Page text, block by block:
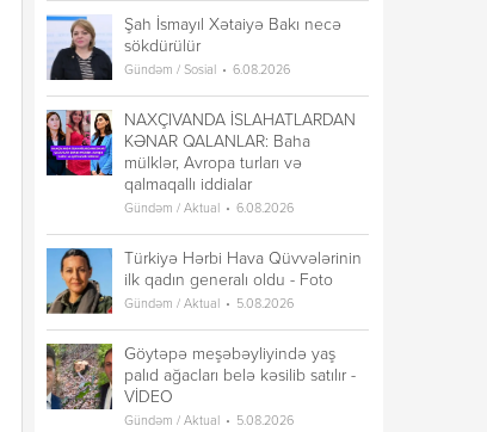
Şah İsmayıl Xətaiyə Bakı necə
sökdürülür
Gündəm / Sosial 6.08.2026
NAXÇIVANDA İSLAHATLARDAN
KƏNAR QALANLAR: Baha
mülklər, Avropa turları və
qalmaqallı iddialar
Gündəm / Aktual 6.08.2026
Türkiyə Hərbi Hava Qüvvələrinin
ilk qadın generalı oldu - Foto
Gündəm / Aktual 5.08.2026
Göytəpə meşəbəyliyində yaş
palıd ağacları belə kəsilib satılır -
VİDEO
Gündəm / Aktual 5.08.2026